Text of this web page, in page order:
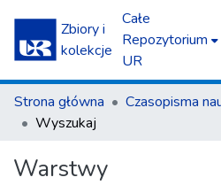
Zbiory i
kolekcje
Całe
Repozytorium
UR
Strona główna
Wyszukaj
Warstwy